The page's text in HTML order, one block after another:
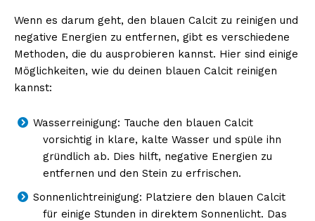
Wenn es darum geht, den blauen Calcit zu reinigen und
negative Energien zu entfernen, gibt es verschiedene
Methoden, die du ausprobieren kannst. Hier sind einige
Möglichkeiten, wie du deinen blauen Calcit reinigen
kannst:
Wasserreinigung: Tauche den blauen Calcit
vorsichtig in klare, kalte Wasser und spüle ihn
gründlich ab. Dies hilft, negative Energien zu
entfernen und den Stein zu erfrischen.
Sonnenlichtreinigung: Platziere den blauen Calcit
für einige Stunden in direktem Sonnenlicht. Das